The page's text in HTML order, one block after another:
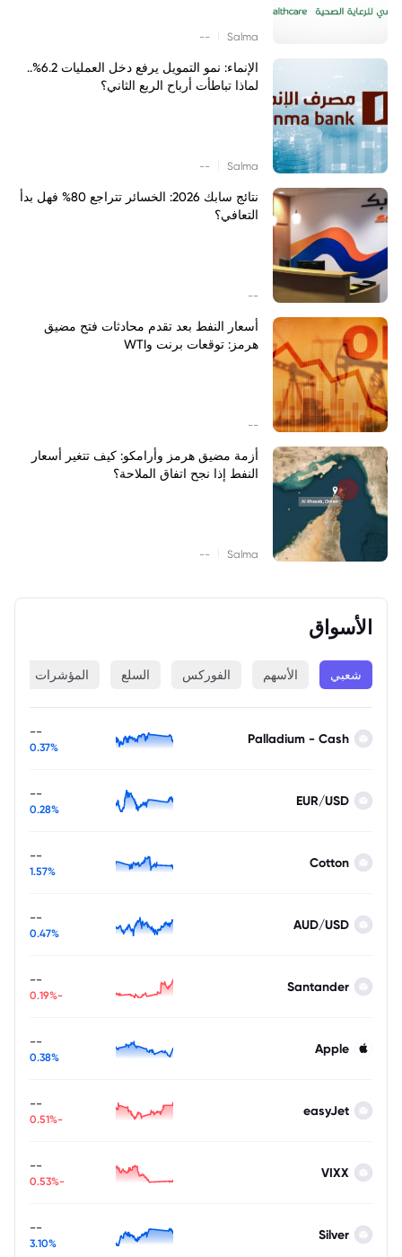
Salma
--
الإنماء: نمو التمويل يرفع دخل العمليات 6.2%..
لماذا تباطأت أرباح الربع الثاني؟
Salma
--
نتائج سابك 2026: الخسائر تتراجع 80% فهل بدأ
التعافي؟
--
أسعار النفط بعد تقدم محادثات فتح مضيق
هرمز: توقعات برنت وWTI
--
أزمة مضيق هرمز وأرامكو: كيف تتغير أسعار
النفط إذا نجح اتفاق الملاحة؟
Salma
--
الأسواق
شعبي الأسهم الفوركس السلع المؤشرات
Palladium - Cash
--
0.37%
EUR/USD
--
0.28%
Cotton
--
1.57%
AUD/USD
--
0.47%
Santander
--
-0.19%
Apple
--
0.38%
easyJet
--
-0.51%
VIXX
--
-0.53%
Silver
--
3.10%